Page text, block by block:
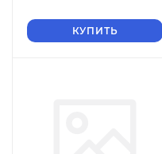
КУПИТЬ